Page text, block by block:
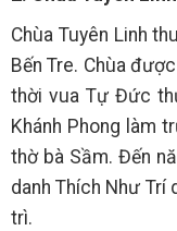
Chùa Tuyên Linh
Bến Tre. Chùa
thời vua Tự Đức
Khánh Phong làm
thờ bà Sầm. Đến
danh Thích Như Trí
trì.